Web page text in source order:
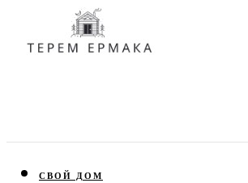
СВОЙ ДОМ